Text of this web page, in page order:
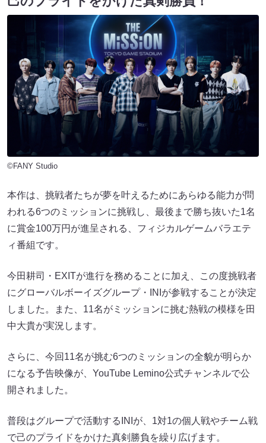
©FANY Studio
本作は、挑戦者たちが夢を叶えるためにあらゆる能力が問
われる6つのミッションに挑戦し、最後まで勝ち抜いた1名
に賞金100万円が進呈される、フィジカルゲームバラエテ
ィ番組です。
今田耕司・EXITが進行を務めることに加え、この度挑戦者
にグローバルボーイズグループ・INIが参戦することが決定
しました。また、11名がミッションに挑む熱戦の模様を田
中大貴が実況します。
さらに、今回11名が挑む6つのミッションの全貌が明らか
になる予告映像が、YouTube Lemino公式チャンネルで公
開されました。
普段はグループで活動するINIが、1対1の個人戦やチーム戦
で己のプライドをかけた真剣勝負を繰り広げます。